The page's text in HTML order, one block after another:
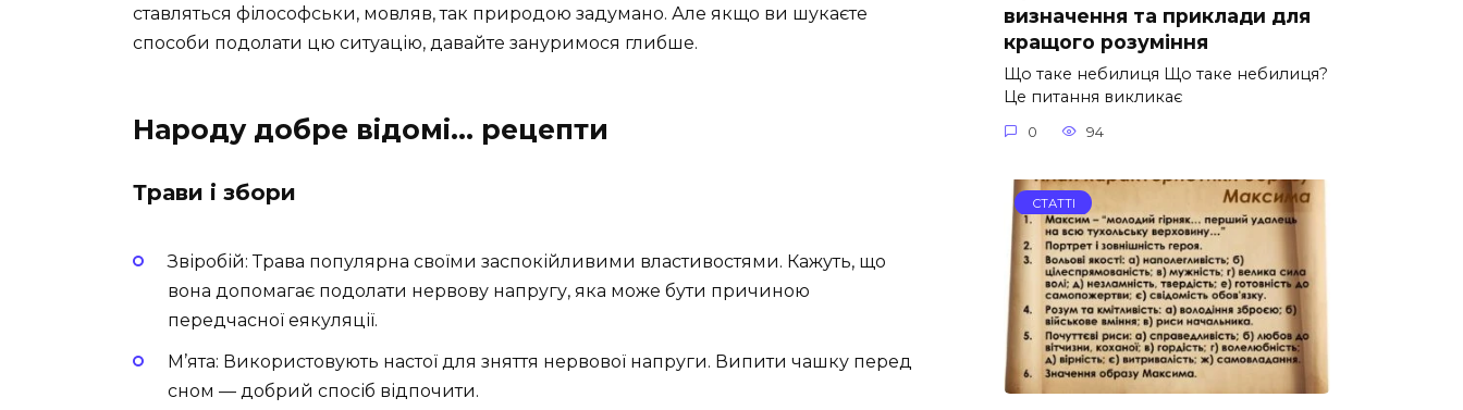
ставляться філософськи, мовляв, так природою задумано. Але якщо ви шукаєте
способи подолати цю ситуацію, давайте зануримося глибше.
Народу добре відомі… рецепти
Трави і збори
Звіробій: Трава популярна своїми заспокійливими властивостями. Кажуть, що
вона допомагає подолати нервову напругу, яка може бути причиною
передчасної еякуляції.
М’ята: Використовують настої для зняття нервової напруги. Випити чашку перед
сном — добрий спосіб відпочити.
визначення та приклади для
кращого розуміння
Що таке небилиця Що таке небилиця?
Це питання викликає
0 94
СТАТТІ